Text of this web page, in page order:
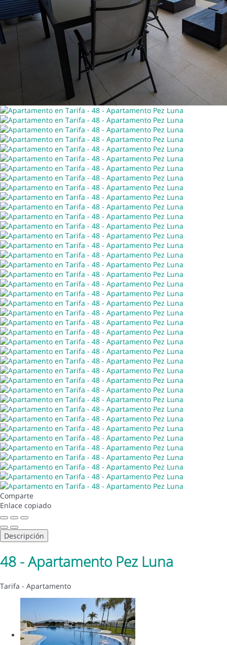
Comparte
Enlace copiado
Descripción
48 - Apartamento Pez Luna
Tarifa - Apartamento